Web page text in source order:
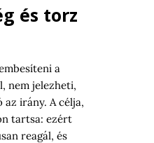
és torz
a
nem jelezheti,
irány. A célja,
tartsa: ezért
reagál, és